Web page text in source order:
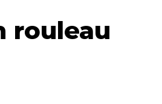
rouleau